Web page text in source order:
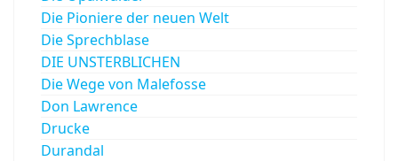
Die Pioniere der neuen Welt
Die Sprechblase
DIE UNSTERBLICHEN
Die Wege von Malefosse
Don Lawrence
Drucke
Durandal